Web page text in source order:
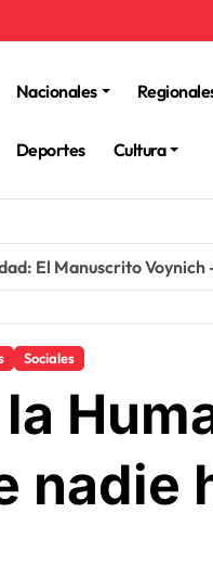
Nacionales
Deportes Cultura
El Manuscrito
Sociales